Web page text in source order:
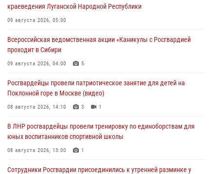
краеведения Луганской Народной Республики
09 августа 2026, 05:00
Всероссийская ведомственная акции «Каникулы с Росгвардией
проходит в Сибири
09 августа 2026, 04:00 5
Росгвардейцы провели патриотическое занятие для детей на
Поклонной горе в Москве (видео)
08 августа 2026, 14:10 3 1
В ЛНР росгвардейцы провели тренировку по единоборствам для
юных воспитанников спортивной школы
08 августа 2026, 13:00 1
Сотрудники Росгвардии присоединились к утренней разминке у